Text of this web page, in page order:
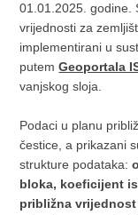
01.01.2025. godine.
vrijednosti za
implementirani u
putemGeoportala
vanjskog sloja.
Podaci u planu
čestice, a prikazani
strukture podataka:
bloka, koeficijent
približna vrijednost